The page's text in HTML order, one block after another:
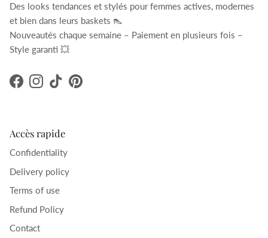
Des looks tendances et stylés pour femmes actives, modernes
et bien dans leurs baskets 👠
Nouveautés chaque semaine – Paiement en plusieurs fois –
Style garanti 💥
FacebookInstagram
TikTokPinterest
Accès rapide
Confidentiality
Delivery policy
Terms of use
Refund Policy
Contact